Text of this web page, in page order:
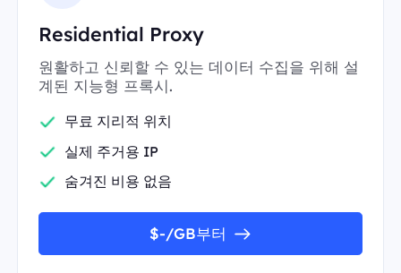
Residential Proxy
원활하고 신뢰할 수 있는 데이터 수집을 위해 설
계된 지능형 프록시.
무료 지리적 위치
실제 주거용 IP
숨겨진 비용 없음
$-/GB부터